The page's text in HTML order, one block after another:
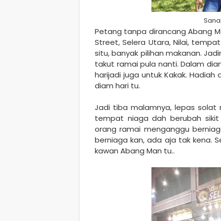
Petang tanpa dirancang Abang
Street, Selera Utara, Nilai,
situ, banyak pilihan makanan.
takut ramai pula nanti. Dalam
harijadi juga untuk Kakak.
diam hari tu.
Jadi tiba malamnya, lepas solat
tempat niaga dah berubah
orang ramai menganggu
berniaga kan, ada aja tak kena.
kawan Abang Man tu..